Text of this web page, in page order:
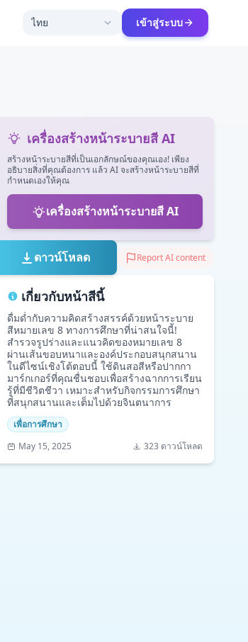
ไทย เข้าสู่ระบบ
เครื่องสร้างหน้าระบายสี AI
สร้างหน้าระบายสีที่เป็นเอกลักษณ์ของคุณเอง! เพียง
อธิบายสิ่งที่คุณต้องการ แล้ว AI จะสร้างหน้าระบายสีที่
กำหนดเองให้คุณ
เครื่องสร้างหน้าระบายสี AI
ดาวน์โหลด Report AI content
เกี่ยวกับหน้าสีนี้
ดื่มด่ำกับความคิดสร้างสรรค์ด้วยหน้าระบาย
สีหมายเลข 8 ทางการศึกษาที่น่าสนใจนี้!
สำรวจรูปร่างและแนวคิดของหมายเลข 8
ผ่านเส้นขอบหนาและองค์ประกอบสนุกสนาน
ในดีไซน์เชิงโต้ตอบนี้ ใช้ดินสอสีหรือปากกา
มาร์กเกอร์ที่คุณชื่นชอบเพื่อสร้างฉากการเรียน
รู้ที่มีชีวิตชีวา เหมาะสำหรับกิจกรรมการศึกษา
ที่สนุกสนานและเต็มไปด้วยจินตนาการ
เพื่อการศึกษา
May 15, 2025
323 ดาวน์โหลด